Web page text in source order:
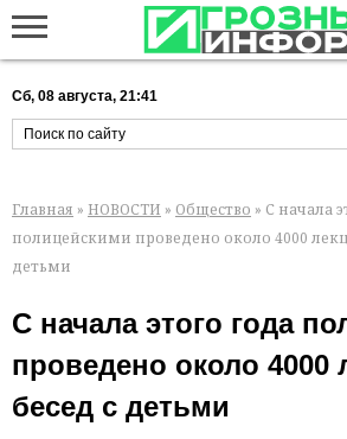
Сб, 08 августа, 21:41
Главная » НОВОСТИ » Общество » С начала
полицейскими проведено около 4000
детьми
С начала этого года
проведено около 4000
бесед с детьми